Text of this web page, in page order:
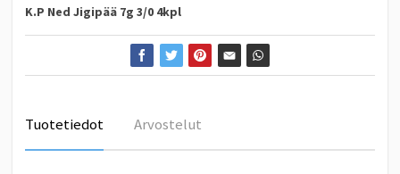
K.P Ned Jigipää 7g 3/0 4kpl
Tuotetiedot Arvostelut